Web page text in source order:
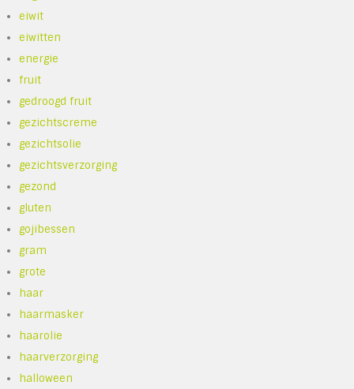
eiwit
eiwitten
energie
fruit
gedroogd fruit
gezichtscreme
gezichtsolie
gezichtsverzorging
gezond
gluten
gojibessen
gram
grote
haar
haarmasker
haarolie
haarverzorging
halloween